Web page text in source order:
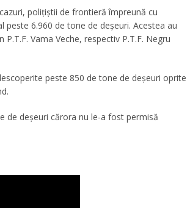
poliţiştii de frontieră împreună cu
6.960 de tone de deşeuri. Acestea au
Vama Veche, respectiv P.T.F. Negru
peste 850 de tone de deşeuri oprite
de deşeuri cărora nu le-a fost permisă